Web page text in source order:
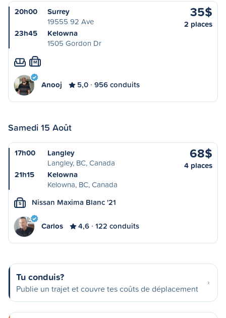
20h00
Surrey
19555 92 Ave
23h45
Kelowna
1505 Gordon Dr
35$
2 places
M
Anooj 5,0 956 conduits
Samedi 15 Août
17h00
Langley
Langley, BC, Canada
21h15
Kelowna
Kelowna, BC, Canada
68$
4 places
S Nissan Maxima Blanc '21
Carlos 4,6 122 conduits
Tu conduis?
Publie un trajet et couvre tes coûts de déplacement